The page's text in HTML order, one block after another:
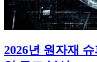
말
과
2026년 원자재